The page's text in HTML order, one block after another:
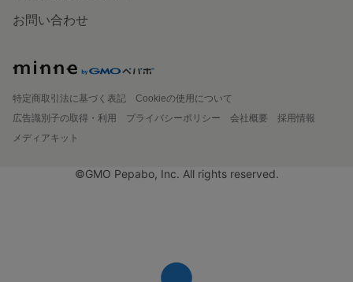
お問い合わせ
特定商取引法に基づく表記
Cookieの使用について
広告識別子の取得・利用
プライバシーポリシー 会社概要
採用情報
メディアキット
©GMO Pepabo, Inc. All rights reserved.